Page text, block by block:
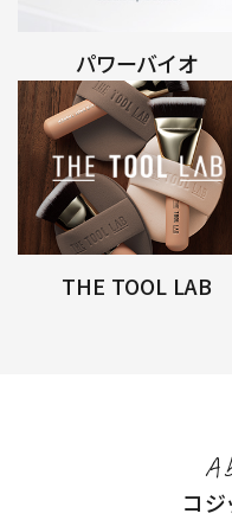
パワーバイオ
THE TOOL LAB
コジ